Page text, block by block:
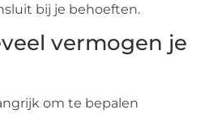
bij je behoeften.
vermogen je
om te bepalen